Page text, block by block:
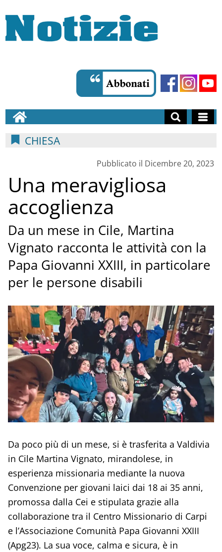
CHIESA
Pubblicato il Dicembre 20, 2023
Una meravigliosa
accoglienza
Da un mese in Cile, Martina
Vignato racconta le attività con la
Papa Giovanni XXIII, in particolare
per le persone disabili
Da poco più di un mese, si è trasferita a Valdivia
in Cile Martina Vignato, mirandolese, in
esperienza missionaria mediante la nuova
Convenzione per giovani laici dai 18 ai 35 anni,
promossa dalla Cei e stipulata grazie alla
collaborazione tra il Centro Missionario di Carpi
e l’Associazione Comunità Papa Giovanni XXIII
(Apg23). La sua voce, calma e sicura, è in